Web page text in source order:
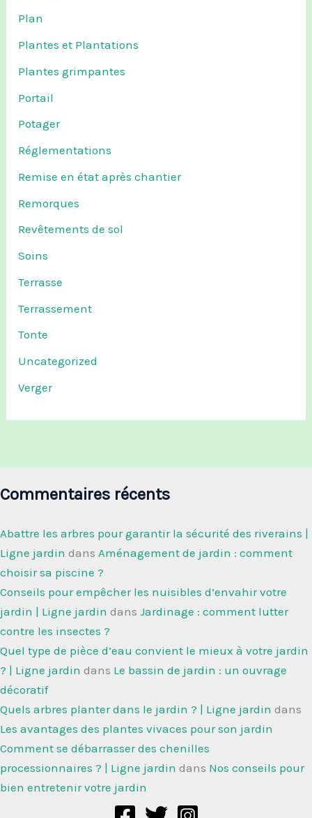
Plan
Plantes et Plantations
Plantes grimpantes
Portail
Potager
Réglementations
Remise en état après chantier
Remorques
Revêtements de sol
Soins
Terrasse
Terrassement
Tonte
Uncategorized
Verger
Commentaires récents
Abattre les arbres pour garantir la sécurité des riverains |
Ligne jardin dans Aménagement de jardin : comment
choisir sa piscine ?
Conseils pour empêcher les nuisibles d’envahir votre
jardin | Ligne jardin dans Jardinage : comment lutter
contre les insectes ?
Quel type de pièce d’eau convient le mieux à votre jardin
? | Ligne jardin dans Le bassin de jardin : un ouvrage
décoratif
Quels arbres planter dans le jardin ? | Ligne jardin dans
Les avantages des plantes vivaces pour son jardin
Comment se débarrasser des chenilles
processionnaires ? | Ligne jardin dans Nos conseils pour
bien entretenir votre jardin